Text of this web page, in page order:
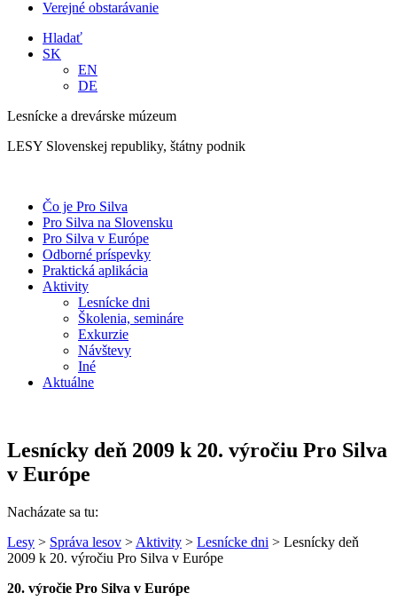
Verejné obstarávanie
Hladať
SK
EN
DE
Lesnícke a drevárske múzeum
LESY Slovenskej republiky, štátny podnik
Čo je Pro Silva
Pro Silva na Slovensku
Pro Silva v Európe
Odborné príspevky
Praktická aplikácia
Aktivity
Lesnícke dni
Školenia, semináre
Exkurzie
Návštevy
Iné
Aktuálne
Lesnícky deň 2009 k 20. výročiu Pro Silva
v Európe
Nacházate sa tu:
Lesy > Správa lesov > Aktivity > Lesnícke dni > Lesnícky deň
2009 k 20. výročiu Pro Silva v Európe
20. výročie Pro Silva v Európe